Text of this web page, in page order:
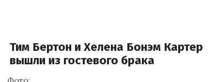
Тим Бертон и Хелена Бонэм Картер
вышли из гостевого брака